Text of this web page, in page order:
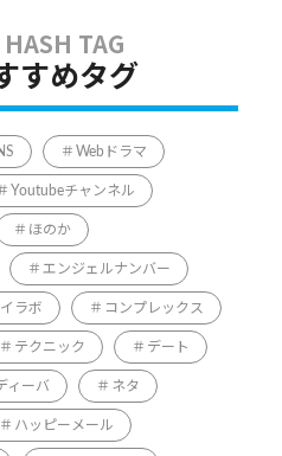
すめタグ
Webドラマ
Youtubeチャンネル
ほのか
エンジェルナンバー
ラボ コンプレックス
テクニック デート
ィーバ ネタ
ハッピーメール